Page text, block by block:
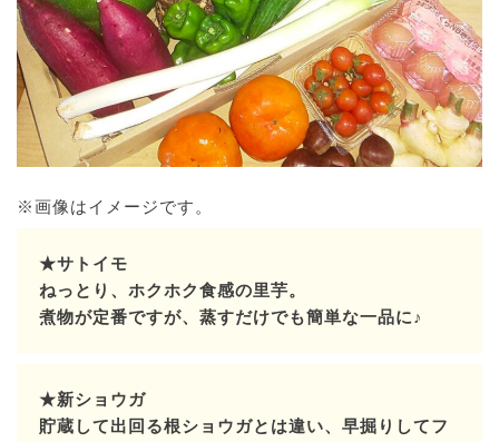
※画像はイメージです。
★サトイモ
ねっとり、ホクホク食感の里芋。
煮物が定番ですが、蒸すだけでも簡単な一品に♪
★新ショウガ
貯蔵して出回る根ショウガとは違い、早掘りしてフ